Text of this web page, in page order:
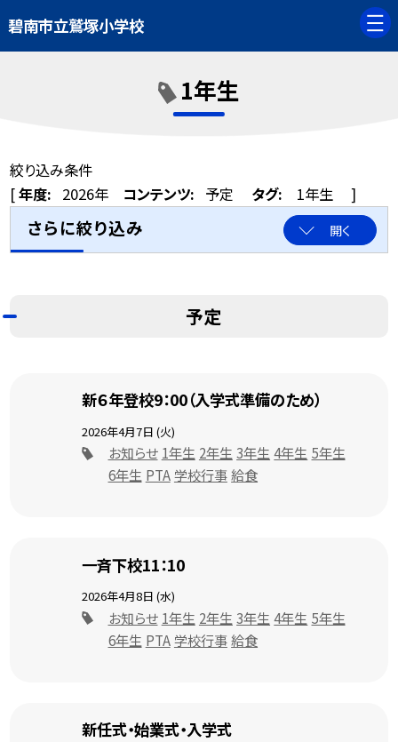
碧南市立鷲塚小学校
1年生
絞り込み条件
[年度: 2026年 コンテンツ: 予定 タグ: 1年生 ]
さらに絞り込み 開く
予定
新６年登校9：00（入学式準備のため）
2026年4月7日 (火)
お知らせ 1年生 2年生 3年生 4年生 5年生
6年生 PTA学校行事給食
一斉下校11：10
2026年4月8日 (水)
お知らせ 1年生 2年生 3年生 4年生 5年生
6年生 PTA学校行事給食
新任式・始業式・入学式